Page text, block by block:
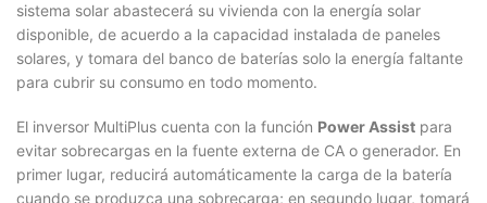
sistema solar abastecerá su vivienda con la energía solar
disponible, de acuerdo a la capacidad instalada de paneles
solares, y tomara del banco de baterías solo la energía faltante
para cubrir su consumo en todo momento.
El inversor MultiPlus cuenta con la función Power Assist para
evitar sobrecargas en la fuente externa de CA o generador. En
primer lugar, reducirá automáticamente la carga de la batería
cuando se produzca una sobrecarga; en segundo lugar, tomará